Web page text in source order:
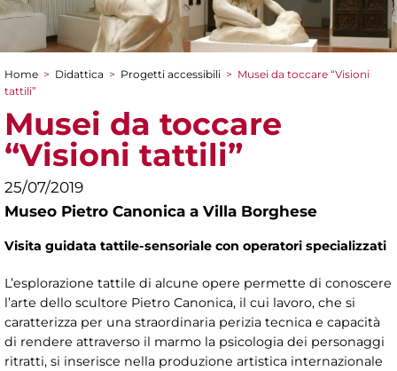
Tu sei qui
Home > Didattica > Progetti accessibili > Musei da toccare “Visioni
tattili”
Musei da toccare
“Visioni tattili”
25/07/2019
Museo Pietro Canonica a Villa Borghese
Visita guidata tattile-sensoriale con operatori specializzati
L’esplorazione tattile di alcune opere permette di conoscere
l’arte dello scultore Pietro Canonica, il cui lavoro, che si
caratterizza per una straordinaria perizia tecnica e capacità
di rendere attraverso il marmo la psicologia dei personaggi
ritratti, si inserisce nella produzione artistica internazionale